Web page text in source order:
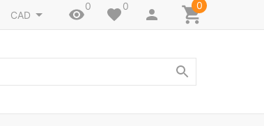
CAD
0 0 0